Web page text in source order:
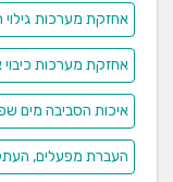
אחזקת מערכות
אחזקת מערכות כיבוי
איכות הסביבה מים
העברת מפעלים,